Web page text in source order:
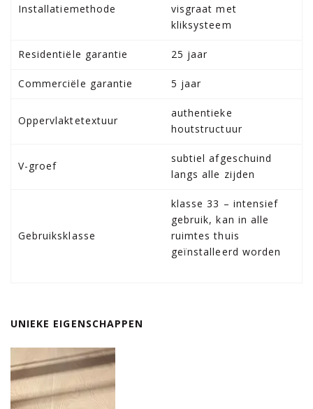
Installatiemethode
visgraat met
kliksysteem
Residentiële garantie 25 jaar
Commerciële garantie 5 jaar
Oppervlaktetextuur
authentieke
houtstructuur
V-groef
subtiel afgeschuind
langs alle zijden
Gebruiksklasse
klasse 33 – intensief
gebruik, kan in alle
ruimtes thuis
geïnstalleerd worden
UNIEKE EIGENSCHAPPEN